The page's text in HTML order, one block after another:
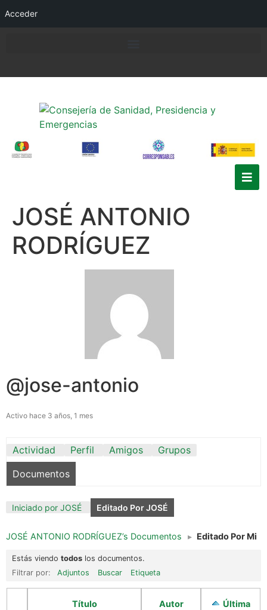
Acceder
JOSÉ ANTONIO
RODRÍGUEZ
@jose-antonio
Activo hace 3 años, 1 mes
Actividad Perfil Amigos
Grupos
Documentos
Iniciado por JOSÉ Editado Por JOSÉ
JOSÉ ANTONIO RODRÍGUEZ’s Documentos ▸ Editado Por Mi
Estás viendo todos los documentos.
Filtrar por:
Adjuntos Buscar Etiqueta
Título Autor
Última